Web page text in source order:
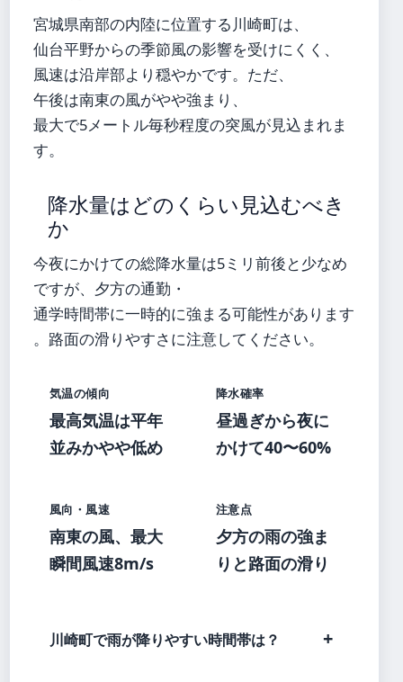
宮城県南部の内陸に位置する川崎町は、
仙台平野からの季節風の影響を受けにくく、
風速は沿岸部より穏やかです。ただ、
午後は南東の風がやや強まり、
最大で5メートル毎秒程度の突風が見込まれま
す。
降水量はどのくらい見込むべき
か
今夜にかけての総降水量は5ミリ前後と少なめ
ですが、夕方の通勤・
通学時間帯に一時的に強まる可能性があります
。路面の滑りやすさに注意してください。
気温の傾向
最高気温は平年
並みかやや低め
降水確率
昼過ぎから夜に
かけて40〜60%
風向・風速
南東の風、最大
瞬間風速8m/s
注意点
夕方の雨の強ま
りと路面の滑り
川崎町で雨が降りやすい時間帯は？